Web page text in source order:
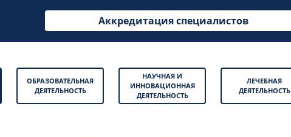
Аккредитация специалистов
ОБРАЗОВАТЕЛЬНАЯ
ДЕЯТЕЛЬНОСТЬ
НАУЧНАЯ И
ИННОВАЦИОННАЯ
ДЕЯТЕЛЬНОСТЬ
ЛЕЧЕБНАЯ
ДЕЯТЕЛЬНОСТЬ